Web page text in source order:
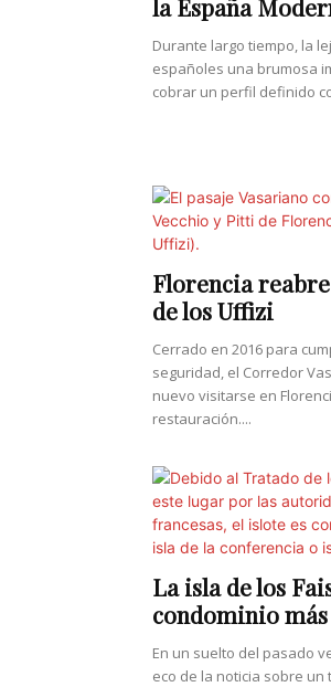
la España
Durante largo tiempo, la
españoles una brumosa
cobrar un perfil definido
Florencia
de los Uffizi
Cerrado en 2016 para
seguridad, el Corredor
nuevo visitarse en
restauración....
La isla de los
condominio
En un suelto del pasado
eco de la noticia sobre